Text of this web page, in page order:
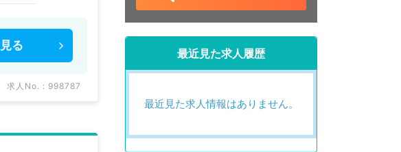
見る
求人No. : 998787
最近見た求人履歴
最近見た求人情報はありません。